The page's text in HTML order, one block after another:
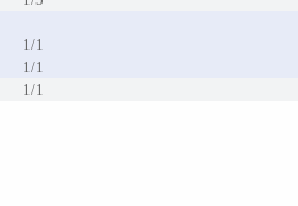
1/1
1/1
1/1